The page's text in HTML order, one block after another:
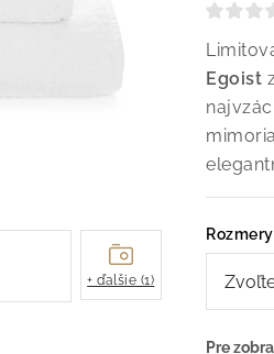
Egoist
Rozmery
+ ďalšie (1)